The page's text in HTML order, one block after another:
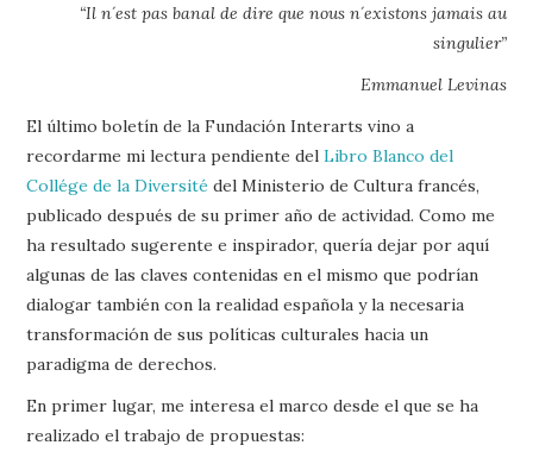
“Il n´est pas banal de dire que nous n´existons jamais au
singulier”
Emmanuel Levinas
El último boletín de la Fundación Interarts vino a
recordarme mi lectura pendiente delLibro Blanco del
Collége de la Diversité del Ministerio de Cultura francés,
publicado después de su primer año de actividad. Como me
ha resultado sugerente e inspirador, quería dejar por aquí
algunas de las claves contenidas en el mismo que podrían
dialogar también con la realidad española y la necesaria
transformación de sus políticas culturales hacia un
paradigma de derechos.
En primer lugar, me interesa el marco desde el que se ha
realizado el trabajo de propuestas: